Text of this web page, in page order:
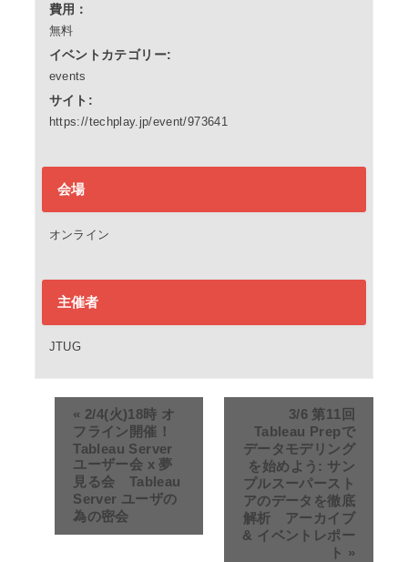
費用：
無料
イベントカテゴリー:
events
サイト:
https://techplay.jp/event/973641
会場
オンライン
主催者
JTUG
« 2/4(火)18時 オ
フライン開催！
Tableau Server
ユーザー会 x 夢
見る会 Tableau
Server ユーザの
為の密会
3/6 第11回
Tableau Prepで
データモデリング
を始めよう: サン
プルスーパースト
アのデータを徹底
解析 アーカイブ
& イベントレポー
ト »